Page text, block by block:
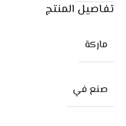
تفاصيل المنتج
ماركة
صنع في